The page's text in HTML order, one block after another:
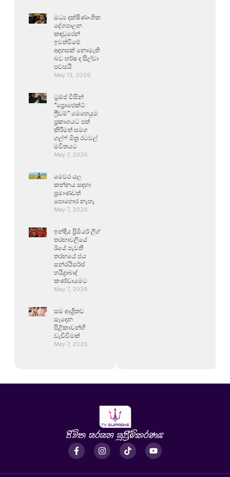
මධ්‍ය දක්ෂිණාංශික
දේශපාලන
කඳවුරෙන්
ඉවත්වීමේ
අදහසක් නොමැති
බව හර්ෂ ද සිල්වා
පවසයි
May 13, 2026
ට්‍රම්ප් විසින්
“ප්‍රොජෙක්ට්
ෆ්‍රීඩම්” මෙහෙයුම
ප්‍රකාශයට පත්
කිරීමත් සමග
ගල්ෆ් මිත්‍ර රටවල්
මවිතයට
May 7, 2026
මෙවර යල
කන්නය සඳහා
ප්‍රමාණවත්
පොහොර නැහැ
May 7, 2026
ඉන්දීය ප්‍රිමියර් ලීග්
තරඟාවලියේ
ඊයේ පැවති
තරඟයේ ජය
සන්රයිසර්ස්
හයිද්‍රාබාද්
කණ්ඩායමට
May 7, 2026
සම ආශ්‍රිතව
සෑදෙන
පිළිකාවන්හි
වැඩිවීමක්
May 7, 2026